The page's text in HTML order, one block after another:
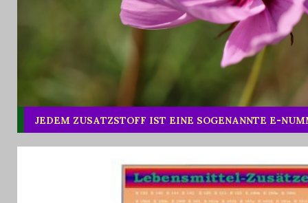
JEDEM ZUSATZSTOFF IST EINE SOGENANNTE E-